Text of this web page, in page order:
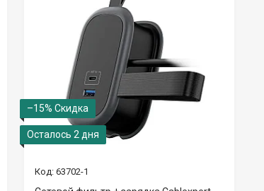
–15%
Осталось 2 дня
63702-1